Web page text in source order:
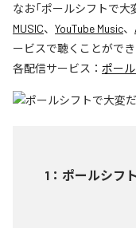
なお「ポールシフトで大
MUSIC、 YouTube Music、
ービスで聴くことができ
各配信サービス： ポー
1 ： ポールシフ